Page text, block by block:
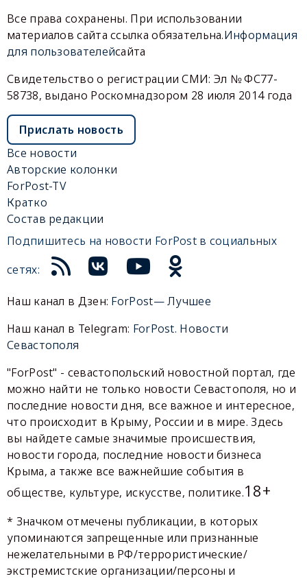
Все права сохранены. При использовании
материалов сайта ссылка обязательна.Информация
для пользователейсайта
Свидетельство о регистрации СМИ: Эл № ФС77-
58738, выдано Роскомнадзором 28 июля 2014 года
Прислать новость
Все новости
Авторские колонки
ForPost-TV
Кратко
Состав редакции
Подпишитесь на новости ForPost в социальных
сетях:
Наш канал в Дзен: ForPost— Лучшее
Наш канал в Telegram: ForPost. Новости
Севастополя
"ForPost" - севастопольский новостной портал, где
можно найти не только новости Севастополя, но и
последние новости дня, все важное и интересное,
что происходит в Крыму, России и в мире. Здесь
вы найдете самые значимые происшествия,
новости города, последние новости бизнеса
Крыма, а также все важнейшие события в
обществе, культуре, искусстве, политике.18+
* Значком отмечены публикации, в которых
упоминаются запрещенные или признанные
нежелательными в РФ/террористические/
экстремистские организации/персоны и